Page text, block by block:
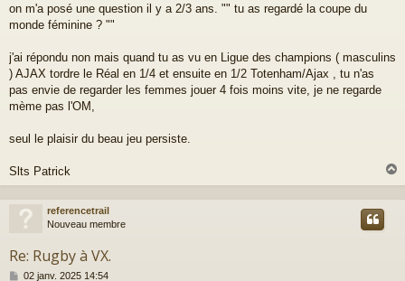
on m'a posé une question il y a 2/3 ans. "" tu as regardé la coupe du
monde féminine ? ""
j'ai répondu non mais quand tu as vu en Ligue des champions ( masculins
) AJAX tordre le Réal en 1/4 et ensuite en 1/2 Totenham/Ajax , tu n'as
pas envie de regarder les femmes jouer 4 fois moins vite, je ne regarde
mème pas l'OM,
seul le plaisir du beau jeu persiste.
Slts Patrick
a
referencetrail
Nouveau membre
Re: Rugby à VX.
M
02 janv. 2025 14:54